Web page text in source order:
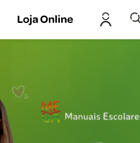
Loja Online